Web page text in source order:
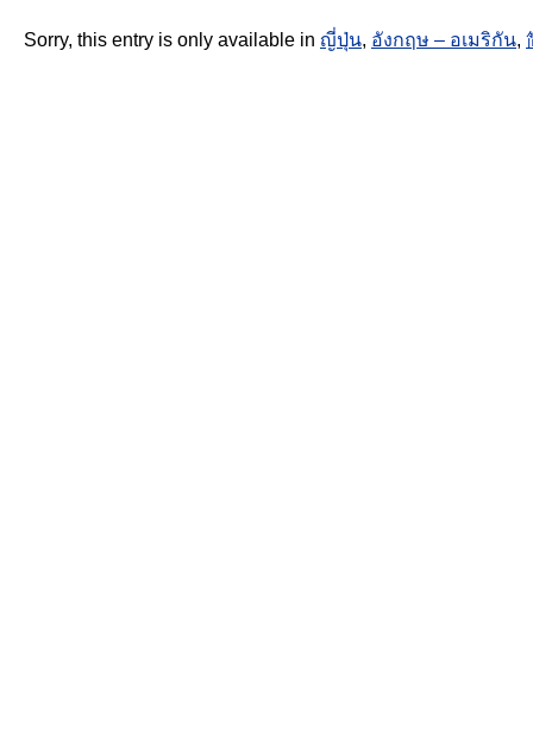
Sorry, this entry is only available in ญี่ปุ่น, อังกฤษ – อเมริกัน,